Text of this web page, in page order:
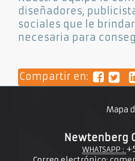
diseñadores,
sociales que le
necesaria para
Compartir en:
Mapa
Newtenberg
WHATSAPP :